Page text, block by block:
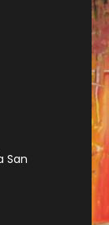
San